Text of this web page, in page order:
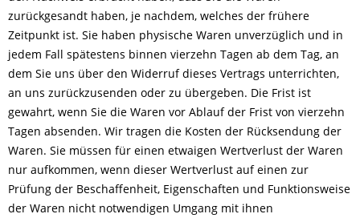
zurückgesandt haben, je nachdem, welches der frühere
Zeitpunkt ist. Sie haben physische Waren unverzüglich und in
jedem Fall spätestens binnen vierzehn Tagen ab dem Tag, an
dem Sie uns über den Widerruf dieses Vertrags unterrichten,
an uns zurückzusenden oder zu übergeben. Die Frist ist
gewahrt, wenn Sie die Waren vor Ablauf der Frist von vierzehn
Tagen absenden. Wir tragen die Kosten der Rücksendung der
Waren. Sie müssen für einen etwaigen Wertverlust der Waren
nur aufkommen, wenn dieser Wertverlust auf einen zur
Prüfung der Beschaffenheit, Eigenschaften und Funktionsweise
der Waren nicht notwendigen Umgang mit ihnen